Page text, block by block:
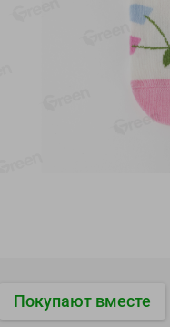
24 %
Покупают вместе